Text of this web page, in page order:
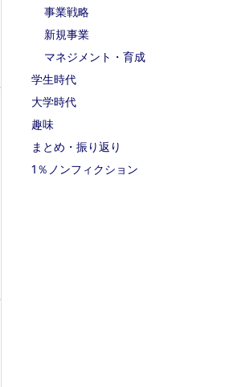
事業戦略
新規事業
マネジメント・育成
学生時代
大学時代
趣味
まとめ・振り返り
1％ノンフィクション